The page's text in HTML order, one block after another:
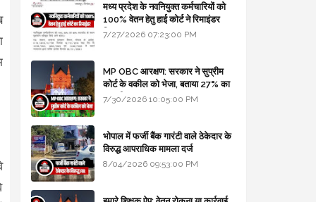
मध्य प्रदेश के नवनियुक्त कर्मचारियों को
100% वेतन हेतु हाई कोर्ट ने रिमाइंडर
लिखा
7/27/2026 07:23:00 PM
MP OBC आरक्षण: सरकार ने सुप्रीम
कोर्ट के वकील को भेजा, बताया 27% का
कानूनी आधार
7/30/2026 10:05:00 PM
भोपाल में फर्जी बैंक गारंटी वाले ठेकेदार के
विरुद्ध आपराधिक मामला दर्ज
8/04/2026 09:53:00 PM